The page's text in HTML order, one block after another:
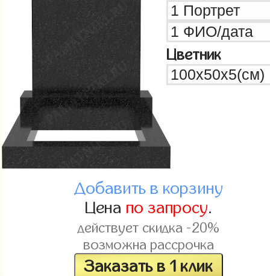
Цветник
Добавить в корзину
Цена по запросу.
действует скидка -20%
возможна рассрочка
Заказать в 1 клик